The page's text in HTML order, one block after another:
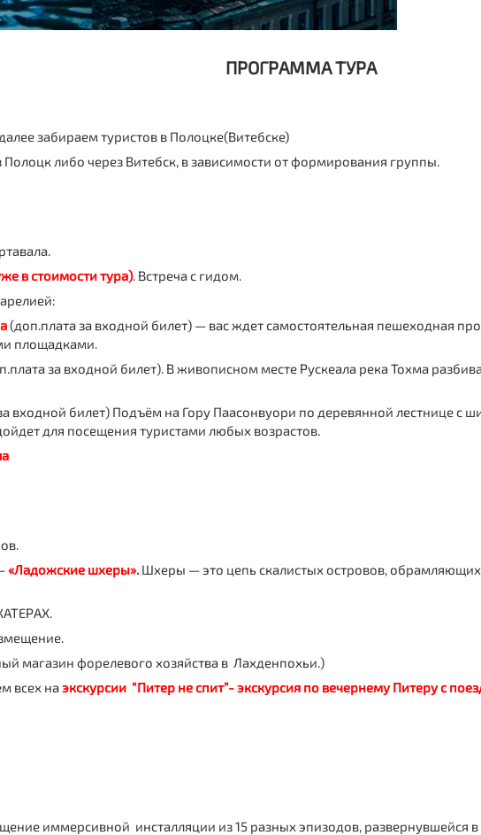
ПРОГРАММА ТУРА
забираем туристов в Полоцке(Витебске)
либо через Витебск, в зависимости от формирования группы.
в стоимости тура). Встреча с гидом.
(доп.плата за входной билет) — вас ждет самостоятельная пешеходная
площадками.
за входной билет). В живописном месте Рускеала река Тохма
за входной билет) Подъём на Гору Паасонвуори по деревянной лестнице
для посещения туристами любых возрастов.
«Ладожские шхеры». Шхеры — это цепь скалистых островов,
магазин форелевого хозяйства в Лахденпохьи.)
всех наэкскурсии “Питер не спит”- экскурсия по вечернему Питеру с
иммерсивной инсталляции из 15 разных эпизодов, развернувшейся